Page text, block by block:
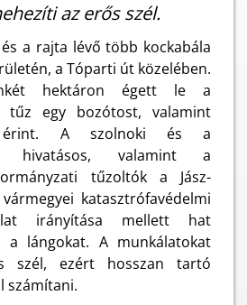
az erős szél.
a rajta lévő több kockabála
a Tóparti út közelében.
hektáron égett le a
tűz egy bozótost, valamint
érint. A szolnoki és a
hivatásos, valamint a
tűzoltók a Jász-
katasztrófavédelmi
irányítása mellett hat
a lángokat. A munkálatokat
szél, ezért hosszan tartó
számítani.